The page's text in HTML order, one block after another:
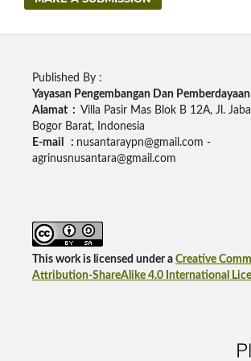
Published By :
Yayasan Pengembangan Dan
Alamat : Villa Pasir Mas Blok B 12A, Jl.
Bogor Barat, Indonesia
E-mail : nusantaraypn@gmail.com -
agrinusnusantara@gmail.com
This work is licensed under a Creative
Attribution-ShareAlike 4.0 International